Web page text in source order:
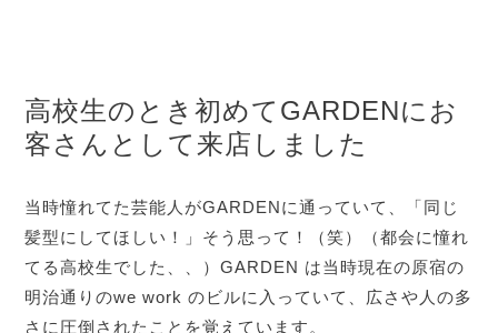
高校生のとき初めてGARDENにお
客さんとして来店しました
当時憧れてた芸能人がGARDENに通っていて、「同じ
髪型にしてほしい！」そう思って！（笑）（都会に憧れ
てる高校生でした、、）GARDEN は当時現在の原宿の
明治通りのwe work のビルに入っていて、広さや人の多
さに圧倒されたことを覚えています。